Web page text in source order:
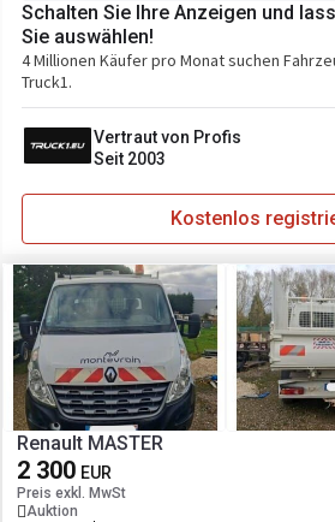
Schalten Sie Ihre Anzeigen und
Sie auswählen!
4 Millionen Käufer pro Monat suchen
Truck1.
Vertraut von Profis
Seit 2003
Kostenlos
Renault MASTER
2 300 EUR
Preis exkl. MwSt
Auktion